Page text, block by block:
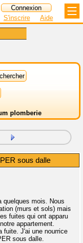
S'inscrire Aide
plomberie
sous dalle
quelques mois. Nous
(murs et sols) mais
fuites qui ont apparu
appartement.
fuite. J'ai une nourrice
sous dalle.